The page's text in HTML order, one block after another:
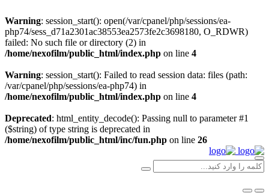
Warning: session_start(): open(/var/cpanel/php/sessions/ea-
php74/sess_d71a2301ac38553ea2573fe2c3698180, O_RDWR)
failed: No such file or directory (2) in
/home/nexofilm/public_html/index.php on line 4
Warning: session_start(): Failed to read session data: files (path:
/var/cpanel/php/sessions/ea-php74) in
/home/nexofilm/public_html/index.php on line 4
Deprecated: html_entity_decode(): Passing null to parameter #1
($string) of type string is deprecated in
/home/nexofilm/public_html/inc/fun.php on line 26